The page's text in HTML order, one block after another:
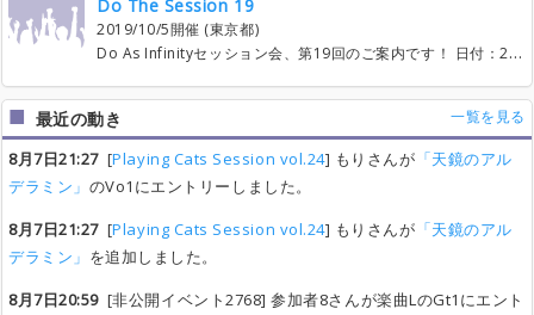
Do The Session 19
2019/10/5開催 (東京都)
Do As Infinityセッション会、第19回のご案内です！ 日付：2019年10月5日(土) 場所：スタジオノア三軒茶屋 Cst + sub URL： https://www.studionoah.jp/sancha/ 時間：12:00～18:00(11:00～12:00準備) 演奏予定曲数：20曲(一部繰り返し有で30曲分予定) 参加費：参加者人数割(目安2000円前後) 打上げ：開催予定(3500円前後を探します) 【セッション参加にあたっての注意事項】 セッションをトラブルなく運営する為に、参加者の皆様におかれましては、 ご一読頂き、同意の上参加下さいますようよろしくお願いいたします。 ・セッション参加について イベントの運営に支障が出る場合が有る為、参加者の皆様は基本的に最初から最後まで参加出来るよう調整願います。 ※仕事の都合等により、遅刻早退等時間制限が発生する場合は必ず主催者へ事前に連絡をお願い致します。 ・エントリーの仕方について 別途記載のスケジュールに沿って先着順で決定していきます。 エントリー・・・セッション参加への表明。 曲リクエスト・・・参加表明後の演奏希望曲のリクエスト。 便乗・・・既出曲の空きパートへの演奏希望表明。 ・写真撮影及び録音録画等のメディア記録に関して 当セッションイベントについては基本的に参加者（以降見学者含む）は写真撮影・録音・録画等は自由ですが、 記録されたデータの公開に関しては参加者のみが閲覧・取得出来るようパスワードをかけて、不特定多数の人が閲覧・取得出来る状態にならないようにお願いいたします。 パスワードはイベント終了後、主催者よりご連絡させて頂きますので、そちらを使用して下さい。 また、イベントの最後に集合写真を撮影しますが、その写真だけはイベント活動記録として 一般公開(トピックに掲載等)させて頂きますのでご了承下さい。 ☆開催当日までのスケジュール ・7月21日(日)21:00 参加者エントリー開始。 下記テンプレを利用し、参加者連絡用スレッドへ書き込みをお願い致します。 【注意事項】セッション参加にあたっての注意事項に同意します。 【名前】 【パート】 【打ち上げ】 【持込機材】 【意気込み】 ・7月28日(日)21:00 曲リクエスト開始 (開催可否決定) 曲のリクエスト開始です。一人一曲先着20曲まで受付となります。 ※この時点での参加者数によって開催の可否を決定します。 ・8月4日(日)21:00 一次便乗開始(曲リクエストしていない方)。 曲リクエストを出してない(もしくは通らなかった)方は一曲選んで便乗して下さい。 ・8月18日(日)21:00 二次便乗開始(全員)。 ボーカル、ベース、ドラムは各自合計2曲まで、 キーボード、ギターは各自合計4曲まで、 各パート空いている曲へ便乗して下さい。 ・9月1日(日)21:00 三次便乗開始(ボーカル、ベース、ドラム)。 ベース、ドラム各自最大4曲になるようにエントリーして下さい。 ボーカルさんは被ってもいいので、 自分が担当していない曲を一曲選んで便乗して下さい。 ただし、偏りを防ぐため同じ曲は全体で2回までとします。 ※空いている曲がある場合は優先して埋めて頂けると大変助かります。 ・9月15日(日)21:00 パート解放。及びコーラス便乗開始。 曲数制限を解除しますので、担当者に空きがある曲を成立に向けて埋めていって下さい。 担当以外のパート跨ぎもアリとします。 コーラスパートは専任コーラスは一曲あたり一名とします。 当該曲の楽器隊の方が兼務する場合の制限はありません。 また、二回演奏となっている曲に関しては演奏者が変わってもOKですので、二回演奏と なっている曲を演奏したい方は、一回目演奏者の方の了解が得られれば入れ替わってもらって 構いませんので、その旨をトピックで教えて下さい。 ・10月5日(土)セッション当日！ 当日のスケジュール(予定) 11:00 開場準備 11:30 受付開始 12:00 音出し確認、演奏開始 ～途中休憩～(10～15分程度) 17:00 本編終了。※おかわりタイム 17:30 音止め。片付け開始。集合写真撮影。 18:00 完全撤収 18:30 打上げ ※おかわりタイムについて。 おかわりタイムとは、セッション本編終了後、時間が余った場合に本編曲を 文字通りおかわり演奏出来る時間となります。 ボーカルさんに、受付時に引いて頂いたくじの番号の若い順に時間の許す限り、 当日演奏曲目の中から好きな曲を一曲選んで歌えます♪ (強制ではないので、辞退も出来ます) くじ運強い方は、担当曲以外にも歌いたい曲を仕込んで来てもらえると、 チャンスがあるかもしれません♪ その他、状況により随時変更等ありますので、スレッドの動向をよくご確認下さい。
最近の動き 一覧を見る
8月7日21:27[Playing Cats Session vol.24] もりさんが 「天鏡のアル
デラミン」 のVo1にエントリーしました。
8月7日21:27[Playing Cats Session vol.24] もりさんが 「天鏡のアル
デラミン」 を追加しました。
8月7日20:59[非公開イベント2768] 参加者8さんが楽曲LのGt1にエント